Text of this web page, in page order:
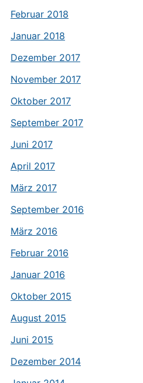
Februar 2018
Januar 2018
Dezember 2017
November 2017
Oktober 2017
September 2017
Juni 2017
April 2017
März 2017
September 2016
März 2016
Februar 2016
Januar 2016
Oktober 2015
August 2015
Juni 2015
Dezember 2014